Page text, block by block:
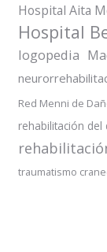
Hospital Aita
Hospital
logopedia
Red Menni de
rehabilitación del
traumatismo